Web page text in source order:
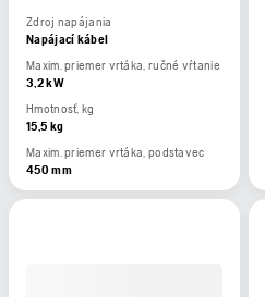
Zdroj napájania
Napájací kábel
Maxim. priemer vrtáka, ručné vŕtanie
3,2 kW
Hmotnosť, kg
15,5 kg
Maxim. priemer vrtáka, podstavec
450 mm